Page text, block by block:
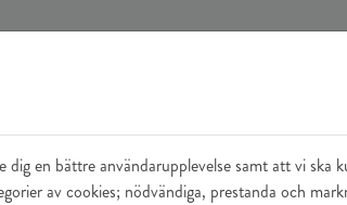
en bättre användarupplevelse samt att vi ska
av cookies; nödvändiga, prestanda och